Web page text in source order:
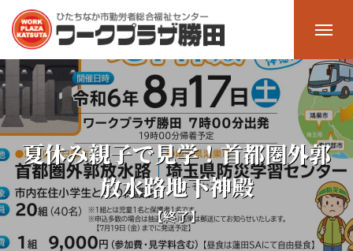
ホーム Home
施設一覧 Facility
多目的ホール
夏休み親子で見学！首都圏外郭
放水路地下神殿
【終了】